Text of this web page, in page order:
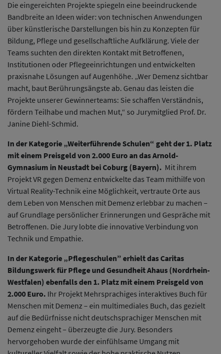
Die eingereichten Projekte spiegeln eine beeindruckende
Bandbreite an Ideen wider: von technischen Anwendungen
über künstlerische Darstellungen bis hin zu Konzepten für
Bildung, Pflege und gesellschaftliche Aufklärung. Viele der
Teams suchten den direkten Kontakt mit Betroffenen,
Institutionen oder Pflegeeinrichtungen und entwickelten
praxisnahe Lösungen auf Augenhöhe. „Wer Demenz sichtbar
macht, baut Berührungsängste ab. Genau das leisten die
Projekte unserer Gewinnerteams: Sie schaffen Verständnis,
fördern Teilhabe und machen Mut,“ so Jurymitglied Prof. Dr.
Janine Diehl-Schmid.
In der Kategorie „Weiterführende Schulen“ geht der 1. Platz
mit einem Preisgeld von 2.000 Euro an das Arnold-
Gymnasium in Neustadt bei Coburg (Bayern). Mit ihrem
Projekt VR gegen Demenz entwickelte das Team mithilfe von
Virtual Reality-Technik eine Möglichkeit, vertraute Orte aus
dem Leben von Menschen mit Demenz erlebbar zu machen –
auf Grundlage persönlicher Erinnerungen und Gespräche mit
Betroffenen. Die Jury lobte die innovative Verbindung von
Technik und Empathie.
In der Kategorie „Pflegeschulen” erhielt das Caritas
Bildungswerk für Pflege und Gesundheit Ahaus (Nordrhein-
Westfalen) ebenfalls den 1. Platz mit einem Preisgeld von
2.000 Euro. Ihr Projekt Mehrsprachiges interaktives Buch für
Menschen mit Demenz – ein multimediales Buch, das gezielt
auf die Bedürfnisse nicht deutschsprachiger Menschen mit
Demenz eingeht – überzeugte die Jury. Besonders
hervorgehoben wurde der einfühlsame Umgang mit